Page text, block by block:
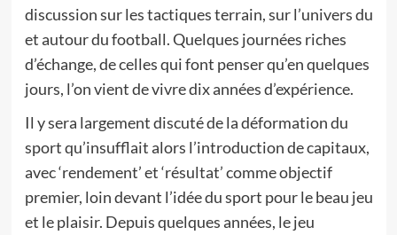
discussion sur les tactiques terrain, sur l’univers du
et autour du football. Quelques journées riches
d’échange, de celles qui font penser qu’en quelques
jours, l’on vient de vivre dix années d’expérience.
Il y sera largement discuté de la déformation du
sport qu’insufflait alors l’introduction de capitaux,
avec ‘rendement’ et ‘résultat’ comme objectif
premier, loin devant l’idée du sport pour le beau jeu
et le plaisir. Depuis quelques années, le jeu